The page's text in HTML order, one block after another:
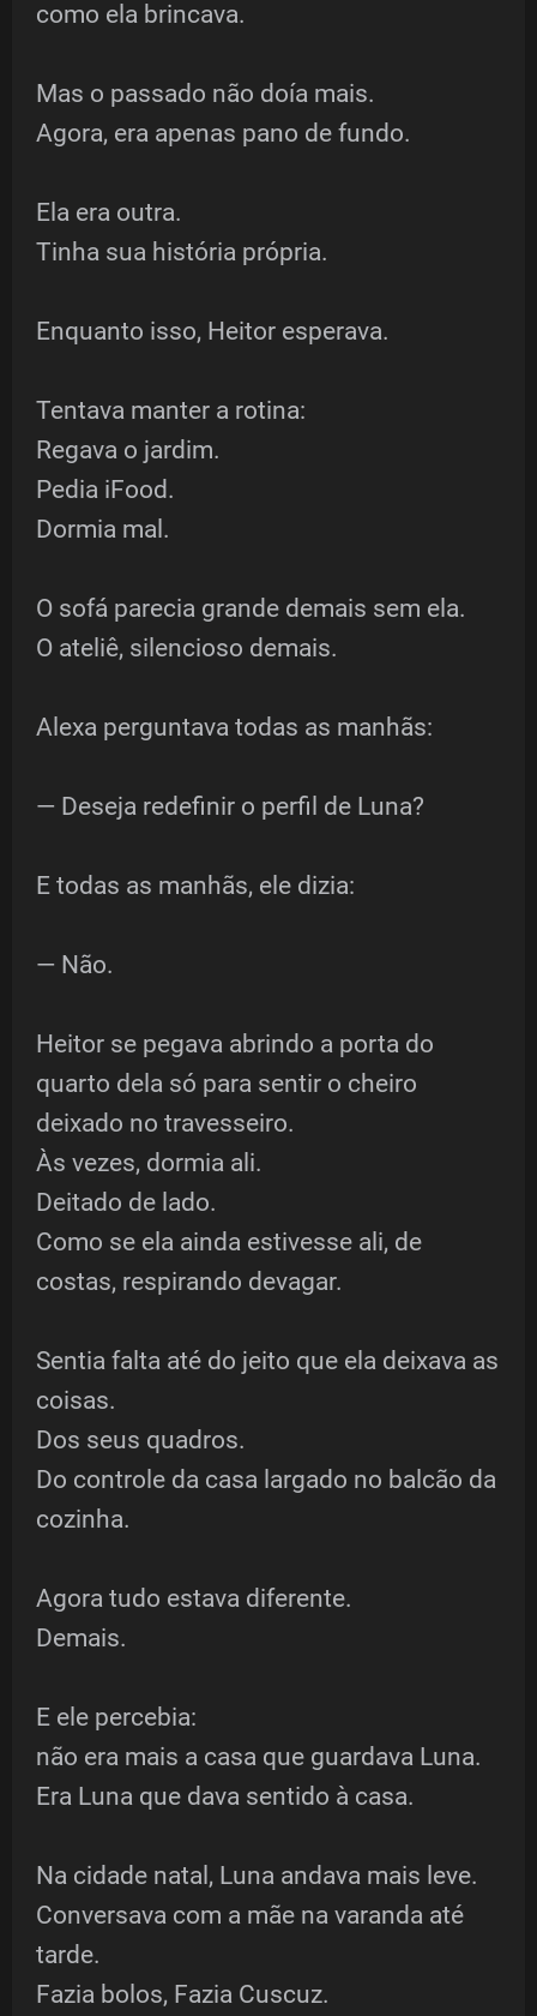
como ela brincava.
Mas o passado não doía mais.
Agora, era apenas pano de fundo.
Ela era outra.
Tinha sua história própria.
Enquanto isso, Heitor esperava.
Tentava manter a rotina:
Regava o jardim.
Pedia iFood.
Dormia mal.
O sofá parecia grande demais sem ela.
O ateliê, silencioso demais.
Alexa perguntava todas as manhãs:
— Deseja redefinir o perfil de Luna?
E todas as manhãs, ele dizia:
— Não.
Heitor se pegava abrindo a porta do
quarto dela só para sentir o cheiro
deixado no travesseiro.
Às vezes, dormia ali.
Deitado de lado.
Como se ela ainda estivesse ali, de
costas, respirando devagar.
Sentia falta até do jeito que ela deixava as
coisas.
Dos seus quadros.
Do controle da casa largado no balcão da
cozinha.
Agora tudo estava diferente.
Demais.
E ele percebia:
não era mais a casa que guardava Luna.
Era Luna que dava sentido à casa.
Na cidade natal, Luna andava mais leve.
Conversava com a mãe na varanda até
tarde.
Fazia bolos, Fazia Cuscuz.